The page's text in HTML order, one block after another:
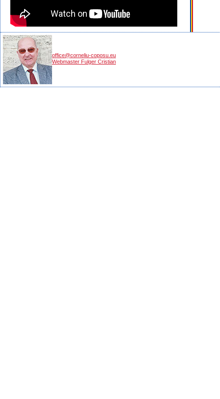
office@corneliu-coposu.eu
Webmaster Fulger Cristian